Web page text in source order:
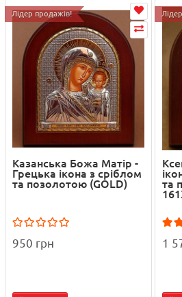
Лідер продажів!
Казанська Божа Матір -
Грецька ікона з сріблом
та позолотою (GOLD)
950 грн
та
1